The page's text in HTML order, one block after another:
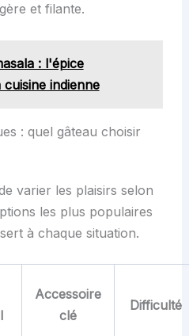
et filante.
: l'épice
indienne
: quel gâteau choisir
varier les plaisirs selon
les plus populaires
à chaque situation.
Accessoire
clé
Difficulté